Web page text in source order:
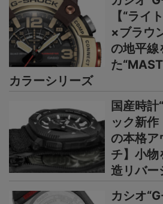
【“ライ
×ブラウ
の地平線
た
カラーシリーズ
国産時計
ック新
の本格ア
チ】小物
造リバー
カシオ